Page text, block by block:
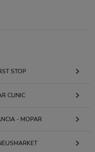
STOP
CLINIC
- MOPAR